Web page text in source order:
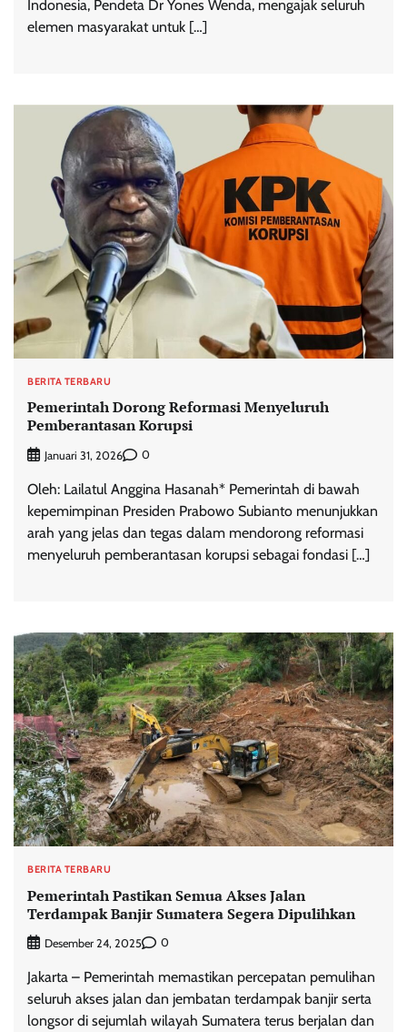
Indonesia, Pendeta Dr Yones Wenda, mengajak seluruh
elemen masyarakat untuk […]
BERITA TERBARU
Pemerintah Dorong Reformasi Menyeluruh
Pemberantasan Korupsi
Januari 31, 2026 0
Oleh: Lailatul Anggina Hasanah* Pemerintah di bawah
kepemimpinan Presiden Prabowo Subianto menunjukkan
arah yang jelas dan tegas dalam mendorong reformasi
menyeluruh pemberantasan korupsi sebagai fondasi […]
BERITA TERBARU
Pemerintah Pastikan Semua Akses Jalan
Terdampak Banjir Sumatera Segera Dipulihkan
Desember 24, 2025 0
Jakarta – Pemerintah memastikan percepatan pemulihan
seluruh akses jalan dan jembatan terdampak banjir serta
longsor di sejumlah wilayah Sumatera terus berjalan dan